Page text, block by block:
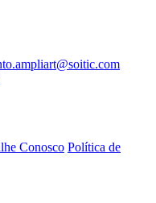
Conosco Política de